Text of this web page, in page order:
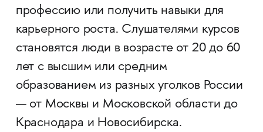
профессию или получить навыки для
карьерного роста. Слушателями курсов
становятся люди в возрасте от 20 до 60
лет с высшим или средним
образованием из разных уголков России
— от Москвы и Московской области до
Краснодара и Новосибирска.